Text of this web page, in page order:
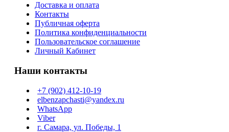
Доставка и оплата
Контакты
Публичная оферта
Политика конфиденциальности
Пользовательское соглашение
Личный Кабинет
Наши контакты
+7 (902) 412-10-19
elbenzapchasti@yandex.ru
WhatsApp
Viber
г. Самара, ул. Победы, 1